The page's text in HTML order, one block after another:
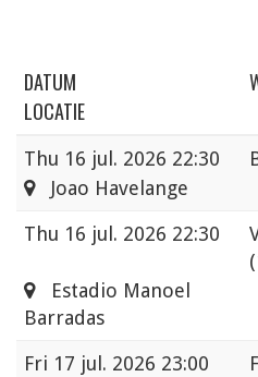
DATUM
LOCATIE
Thu 16 jul. 2026 22:30
Joao Havelange
Thu 16 jul. 2026 22:30
Estadio Manoel
Barradas
Fri 17 jul. 2026 23:00